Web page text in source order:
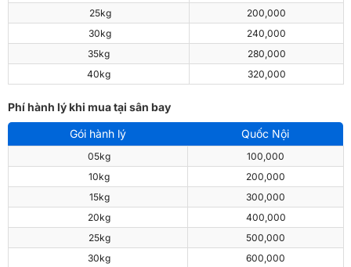
25kg
200,000
30kg
240,000
35kg
280,000
40kg
320,000
Phí hành lý khi mua tại sân bay
Gói hành lý
Quốc Nội
05kg
100,000
10kg
200,000
15kg
300,000
20kg
400,000
25kg
500,000
30kg
600,000